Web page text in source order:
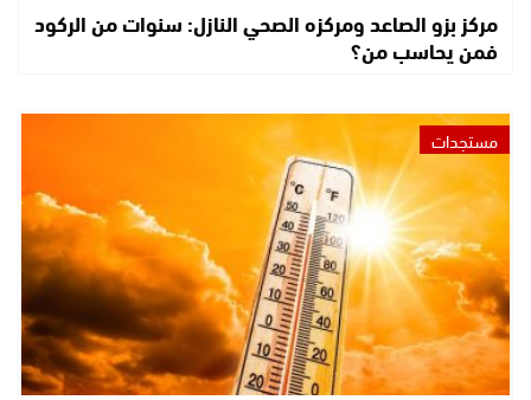
مركز بزو الصاعد ومركزه الصحي النازل: سنوات من الركود
فمن يحاسب من؟
مستجدات